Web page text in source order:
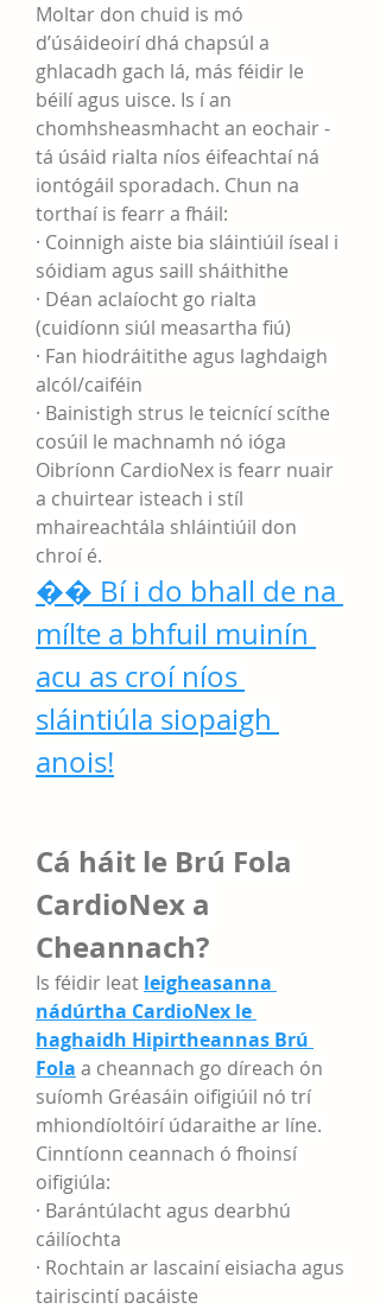
Moltar don chuid is mó
d’úsáideoirí dhá chapsúl a
ghlacadh gach lá, más féidir le
béilí agus uisce. Is í an
chomhsheasmhacht an eochair -
tá úsáid rialta níos éifeachtaí ná
iontógáil sporadach. Chun na
torthaí is fearr a fháil:
· Coinnigh aiste bia sláintiúil íseal i
sóidiam agus saill sháithithe
· Déan aclaíocht go rialta
(cuidíonn siúl measartha fiú)
· Fan hiodráitithe agus laghdaigh
alcól/caiféin
· Bainistigh strus le teicnící scíthe
cosúil le machnamh nó ióga
Oibríonn CardioNex is fearr nuair
a chuirtear isteach i stíl
mhaireachtála shláintiúil don
chroí é.
�� Bí i do bhall de na
mílte a bhfuil muinín
acu as croí níos
sláintiúla siopaigh
anois!
Cá háit le Brú Fola
CardioNex a
Cheannach?
Is féidir leat leigheasanna
nádúrtha CardioNex le
haghaidh Hipirtheannas Brú
Fola a cheannach go díreach ón
suíomh Gréasáin oifigiúil nó trí
mhiondíoltóirí údaraithe ar líne.
Cinntíonn ceannach ó fhoinsí
oifigiúla:
· Barántúlacht agus dearbhú
cáilíochta
· Rochtain ar lascainí eisiacha agus
tairiscintí pacáiste